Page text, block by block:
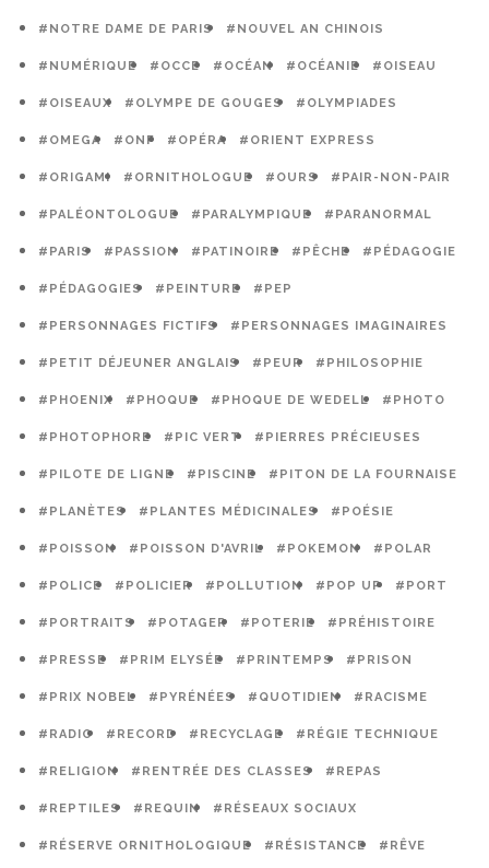
#NOTRE DAME DE PARIS #NOUVEL AN CHINOIS
#NUMÉRIQUE #OCCE #OCÉAN #OCÉANIE #OISEAU
#OISEAUX #OLYMPE DE GOUGES #OLYMPIADES
#OMEGA #ONF #OPÉRA #ORIENT EXPRESS
#ORIGAMI #ORNITHOLOGUE #OURS #PAIR-NON-PAIR
#PALÉONTOLOGUE #PARALYMPIQUE #PARANORMAL
#PARIS #PASSION #PATINOIRE #PÊCHE #PÉDAGOGIE
#PÉDAGOGIES #PEINTURE #PEP
#PERSONNAGES FICTIFS #PERSONNAGES IMAGINAIRES
#PETIT DÉJEUNER ANGLAIS #PEUR #PHILOSOPHIE
#PHOENIX #PHOQUE #PHOQUE DE WEDELL #PHOTO
#PHOTOPHORE #PIC VERT #PIERRES PRÉCIEUSES
#PILOTE DE LIGNE #PISCINE #PITON DE LA FOURNAISE
#PLANÈTES #PLANTES MÉDICINALES #POÉSIE
#POISSON #POISSON D'AVRIL #POKEMON #POLAR
#POLICE #POLICIER #POLLUTION #POP UP #PORT
#PORTRAITS #POTAGER #POTERIE #PRÉHISTOIRE
#PRESSE #PRIM ELYSÉE #PRINTEMPS #PRISON
#PRIX NOBEL #PYRÉNÉES #QUOTIDIEN #RACISME
#RADIO #RECORD #RECYCLAGE #RÉGIE TECHNIQUE
#RELIGION #RENTRÉE DES CLASSES #REPAS
#REPTILES #REQUIN #RÉSEAUX SOCIAUX
#RÉSERVE ORNITHOLOGIQUE #RÉSISTANCE #RÊVE